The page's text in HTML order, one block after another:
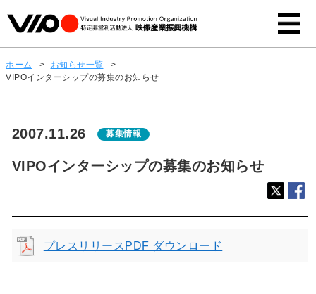
ホーム > お知らせ一覧
>
VIPOインターシップの募集のお知らせ
2007.11.26 募集情報
VIPOインターシップの募集のお知らせ
プレスリリースPDF ダウンロード